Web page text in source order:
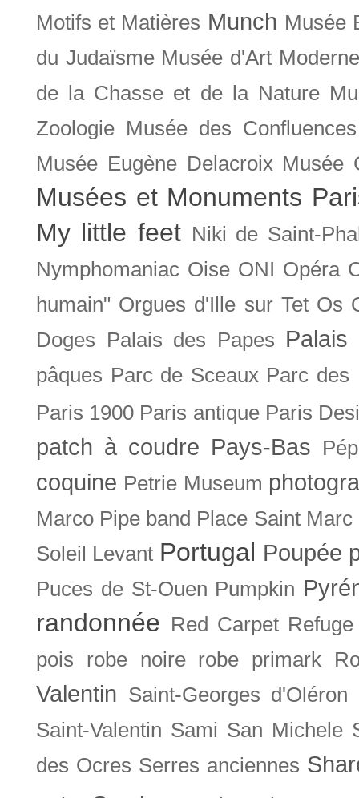
Motifs et Matières Munch Musée
du Judaïsme Musée d'Art
de la Chasse et de la Nature
Zoologie Musée des Confluences
Musée Eugène Delacroix Musée
Musées et Monuments
My little feet Niki de Saint-
Nymphomaniac Oise ONI Opéra
humain" Orgues d'Ille sur Tet Os
Doges
Palais des Papes Palais
pâques Parc de Sceaux Parc des
Paris 1900 Paris antique Paris
patch à coudre Pays-Bas
coquine Petrie Museum
Marco Pipe band Place Saint Marc
Soleil Levant Portugal Poupée
Puces de St-Ouen Pumpkin
randonnée Red Carpet Refuge
pois
robe noire robe primark
Valentin Saint-Georges d'Oléron
Saint-Valentin Sami San Michele
des Ocres Serres anciennes